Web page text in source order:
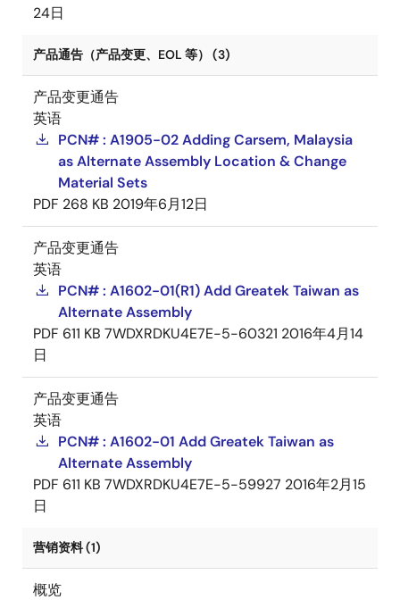
24日
产品通告（产品变更、EOL 等） (3)
产品变更通告
英语
PCN# : A1905-02 Adding Carsem, Malaysia
as Alternate Assembly Location & Change
Material Sets
PDF 268 KB 2019年6月12日
产品变更通告
英语
PCN# : A1602-01(R1) Add Greatek Taiwan as
Alternate Assembly
PDF 611 KB 7WDXRDKU4E7E-5-60321 2016年4月14
日
产品变更通告
英语
PCN# : A1602-01 Add Greatek Taiwan as
Alternate Assembly
PDF 611 KB 7WDXRDKU4E7E-5-59927 2016年2月15
日
营销资料 (1)
概览